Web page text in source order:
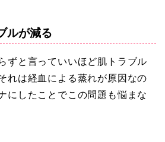
ルが減る
ずと言っていいほど肌トラブル
れは経血による蒸れが原因なの
にしたことでこの問題も悩まな